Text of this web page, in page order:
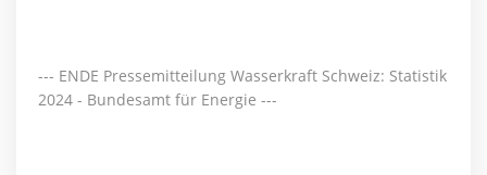
--- ENDE Pressemitteilung Wasserkraft Schweiz: Statistik
2024 - Bundesamt für Energie ---